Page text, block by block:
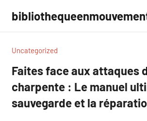
contenu
Uncategorized
Faites face aux attaques
charpente : Le manuel
sauvegarde et la